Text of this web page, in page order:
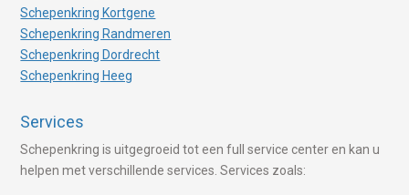
Schepenkring Kortgene
Schepenkring Randmeren
Schepenkring Dordrecht
Schepenkring Heeg
Services
Schepenkring is uitgegroeid tot een full service center en kan u
helpen met verschillende services. Services zoals: